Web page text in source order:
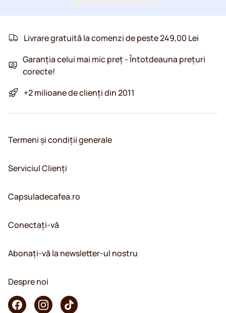
Livrare gratuită la comenzi de peste 249,00 Lei
Garanția celui mai mic preț - Întotdeauna prețuri
corecte!
+2 milioane de clienți din 2011
Termeni și condiții generale
Serviciul Clienți
Capsuladecafea.ro
Conectați-vă
Abonați-vă la newsletter-ul nostru
Despre noi